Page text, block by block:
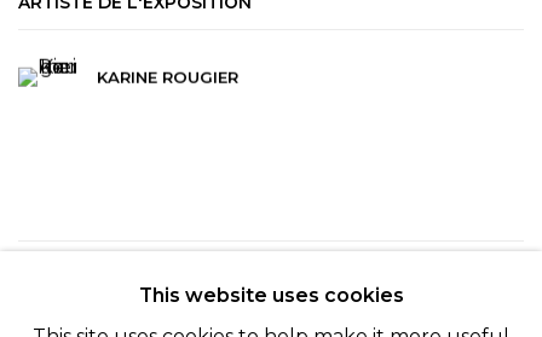
KARINE ROUGIER
RETOUR
This website uses cookies